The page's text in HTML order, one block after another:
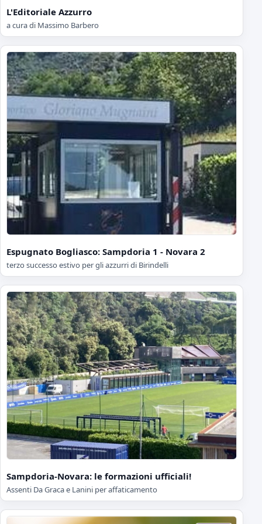
L'Editoriale Azzurro
a cura di Massimo Barbero
Espugnato Bogliasco: Sampdoria 1 - Novara 2
terzo successo estivo per gli azzurri di Birindelli
Sampdoria-Novara: le formazioni ufficiali!
Assenti Da Graca e Lanini per affaticamento